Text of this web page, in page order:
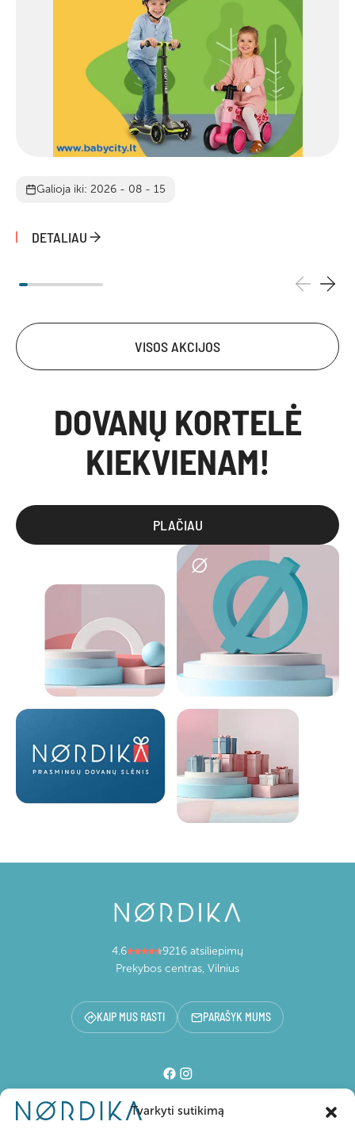
Tvarkyti sutikimą
Galioja iki: 2026 - 08 - 15
DETALIAU
VISOS AKCIJOS
DOVANŲ KORTELĖ
KIEKVIENAM!
PLAČIAU
4.6
9216 atsiliepimų
Prekybos centras, Vilnius
KAIP MUS RASTI PARAŠYK MUMS